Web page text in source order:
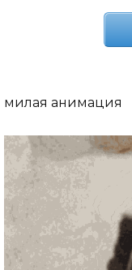
милая анимация